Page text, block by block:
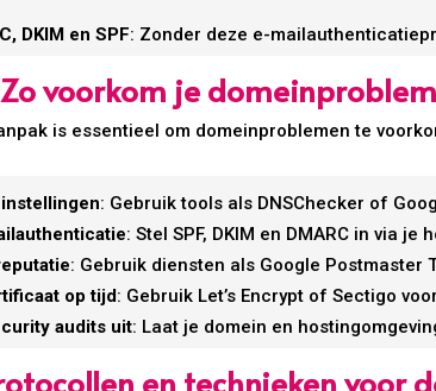
DKIM en SPF: Zonder deze e-
voorkom je
is essentieel om domeinproblemen te
: Gebruik tools als DNSChecker of
: Stel SPF, DKIM en DMARC in via
: Gebruik diensten als Google Postmaster
op tijd: Gebruik Let’s Encrypt of Sectigo
audits uit: Laat je domein en
en technieken voor